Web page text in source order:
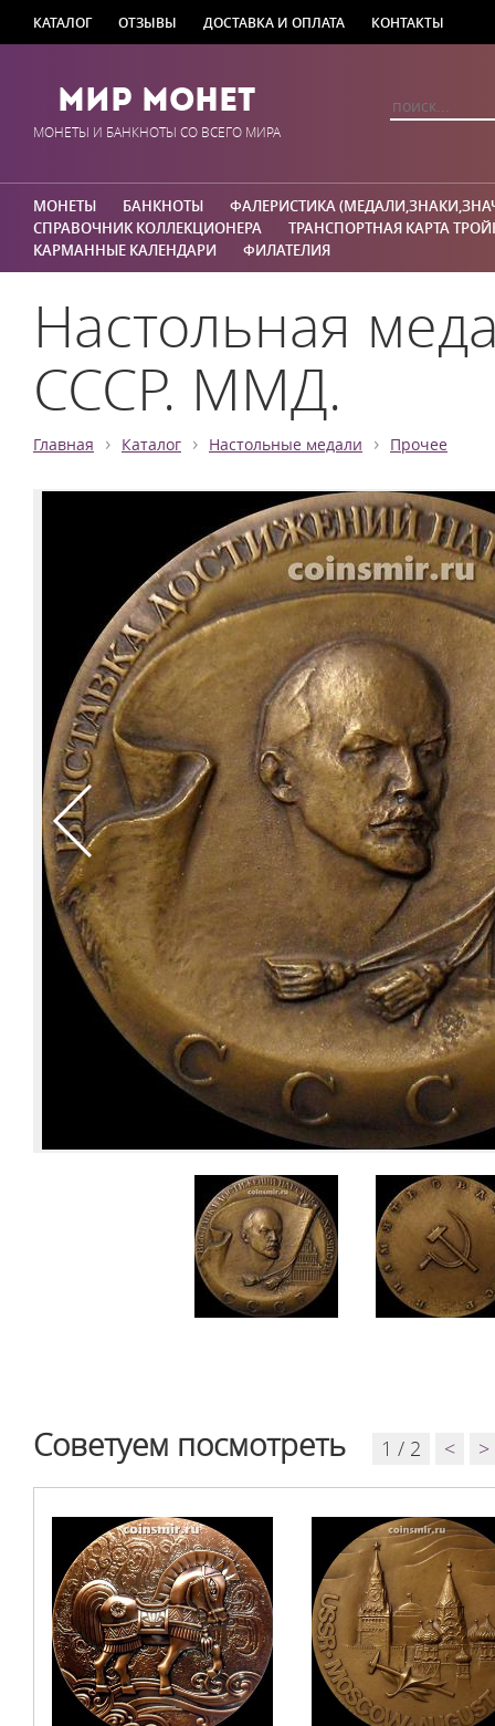
КАТАЛОГ ОТЗЫВЫ ДОСТАВКА И ОПЛАТА КОНТАКТЫ
Мир Монет
МОНЕТЫ И БАНКНОТЫ СО ВСЕГО МИРА
МОНЕТЫ БАНКНОТЫ
ФАЛЕРИСТИКА
СПРАВОЧНИК КОЛЛЕКЦИОНЕРА
ТРАНСПОРТНАЯ КАРТА
КАРМАННЫЕ КАЛЕНДАРИ
ФИЛАТЕЛИЯ
Настольная
СССР. ММД.
Главная › Каталог › Настольные медали › Прочее
Советуем посмотреть 1 / 2 < >